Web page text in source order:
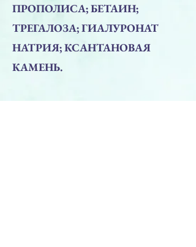
ПРОПОЛИСА; БЕТАИН;
ТРЕГАЛОЗА; ГИАЛУРОНАТ
НАТРИЯ; КСАНТАНОВАЯ
КАМЕНЬ.
КАК ИСПОЛЬЗОВАТЬ: